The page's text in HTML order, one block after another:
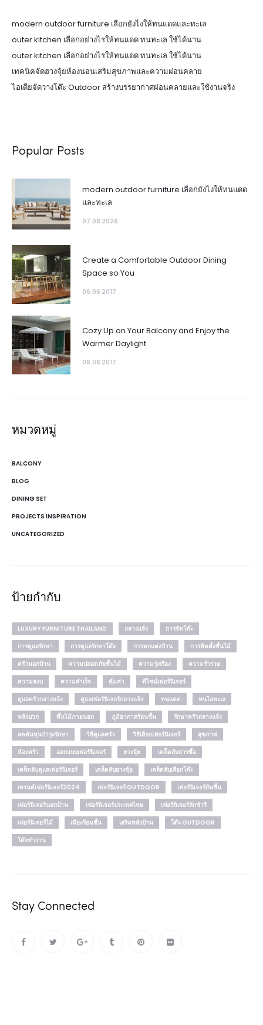
modern outdoor furniture เลือกยังไงให้ทนแดดและทะเล
outer kitchen เลือกอย่างไรให้ทนแดด ทนทะเล ใช้ได้นาน
outer kitchen เลือกอย่างไรให้ทนแดด ทนทะเล ใช้ได้นาน
เทคนิคจัดฮวงจุ้ยห้องนอนเสริมสุขภาพและความผ่อนคลาย
ไอเดียจัดวางโต๊ะ Outdoor สร้างบรรยากาศผ่อนคลายและใช้งานจริง
Popular Posts
modern outdoor furniture เลือกยังไงให้ทนแดด
และทะเล
07.08 2026
Create a Comfortable Outdoor Dining
Space so You
06.06 2017
Cozy Up on Your Balcony and Enjoy the
Warmer Daylight
06.06 2017
หมวดหมู่
BALCONY
BLOG
DINING SET
PROJECTS INSPIRATION
UNCATEGORIZED
ป้ายกำกับ
LUXURY FURNITURE THAILAND กลางแจ้ง
การจัดโต๊ะ
การดูแลรักษา
การดูแลรักษาโต๊ะ การตกแต่งบ้าน
การติดตั้งพื้นไม้
ครัวนอกบ้าน
ความปลอดภัยพื้นไม้ ความรุ่งเรือง
ความร่ำรวย
ความสงบ
ความสำเร็จ คุ้มค่า
ดีไซน์เฟอร์นิเจอร์
ดูแลครัวกลางแจ้ง
ดูแลเฟอร์นิเจอร์กลางแจ้ง ทนแดด
ทนไอทะเล
พลังบวก
พื้นไม้ภายนอก ภูมิอากาศร้อนชื้น
รักษาครัวกลางแจ้ง
ลดต้นทุนบำรุงรักษา
วิธีดูแลครัว วิธีเลือกเฟอร์นิเจอร์
สุขภาพ
ห้องครัว
ออกแบบเฟอร์นิเจอร์ ฮวงจุ้ย
เคล็ดลับการซื้อ
เคล็ดลับดูแลเฟอร์นิเจอร์
เคล็ดลับฮวงจุ้ย
เคล็ดลับเลือกโต๊ะ
เทรนด์เฟอร์นิเจอร์2024
เฟอร์นิเจอร์ OUTDOOR
เฟอร์นิเจอร์กันชื้น
เฟอร์นิเจอร์นอกบ้าน
เฟอร์นิเจอร์ประเทศไทย
เฟอร์นิเจอร์ลักชัวรี
เฟอร์นิเจอร์ไม้
เมืองร้อนชื้น เสริมพลังบ้าน
โต๊ะ OUTDOOR
โต๊ะทำงาน
Stay Connected